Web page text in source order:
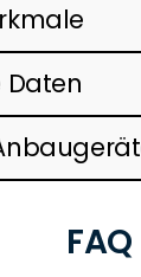
Daten
FAQ